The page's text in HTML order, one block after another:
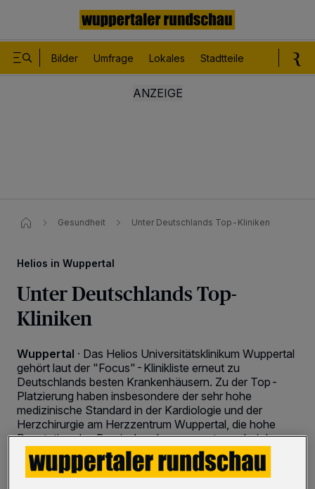
Bilder Umfrage Lokales Stadtteile
Gesundheit Unter Deutschlands Top-Kliniken
Helios in Wuppertal
Unter Deutschlands Top-
Kliniken
Wuppertal · Das Helios Universitätsklinikum Wuppertal
gehört laut der "Focus"-Klinikliste erneut zu
Deutschlands besten Krankenhäusern. Zu der Top-
Platzierung haben insbesondere der sehr hohe
medizinische Standard in der Kardiologie und der
Herzchirurgie am Herzzentrum Wuppertal, die hohe
Reputation des Bergischen Lungenzentrums bei der
Behandlung von Lungenkrebs und das exzellente
Abschneiden der Urologie mit Blick auf die
Prostatakrebstherapie beigetragen.